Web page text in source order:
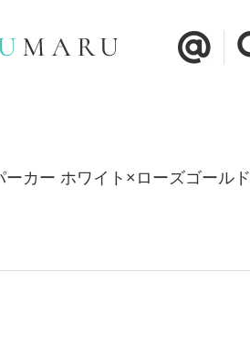
ーカー ホワイト×ローズゴール